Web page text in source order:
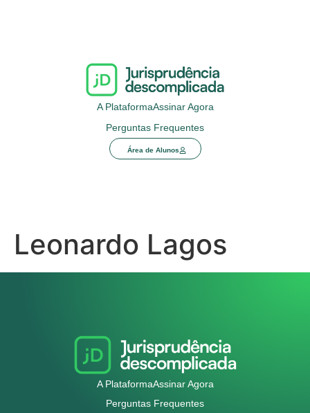
A PlataformaAssinar Agora
Perguntas Frequentes
Área de Alunos
Leonardo Lagos
A PlataformaAssinar Agora
Perguntas Frequentes